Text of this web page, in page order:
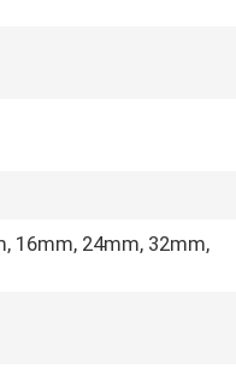
16mm, 24mm, 32mm,